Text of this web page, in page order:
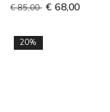
€ 85,00 € 68,00
20%